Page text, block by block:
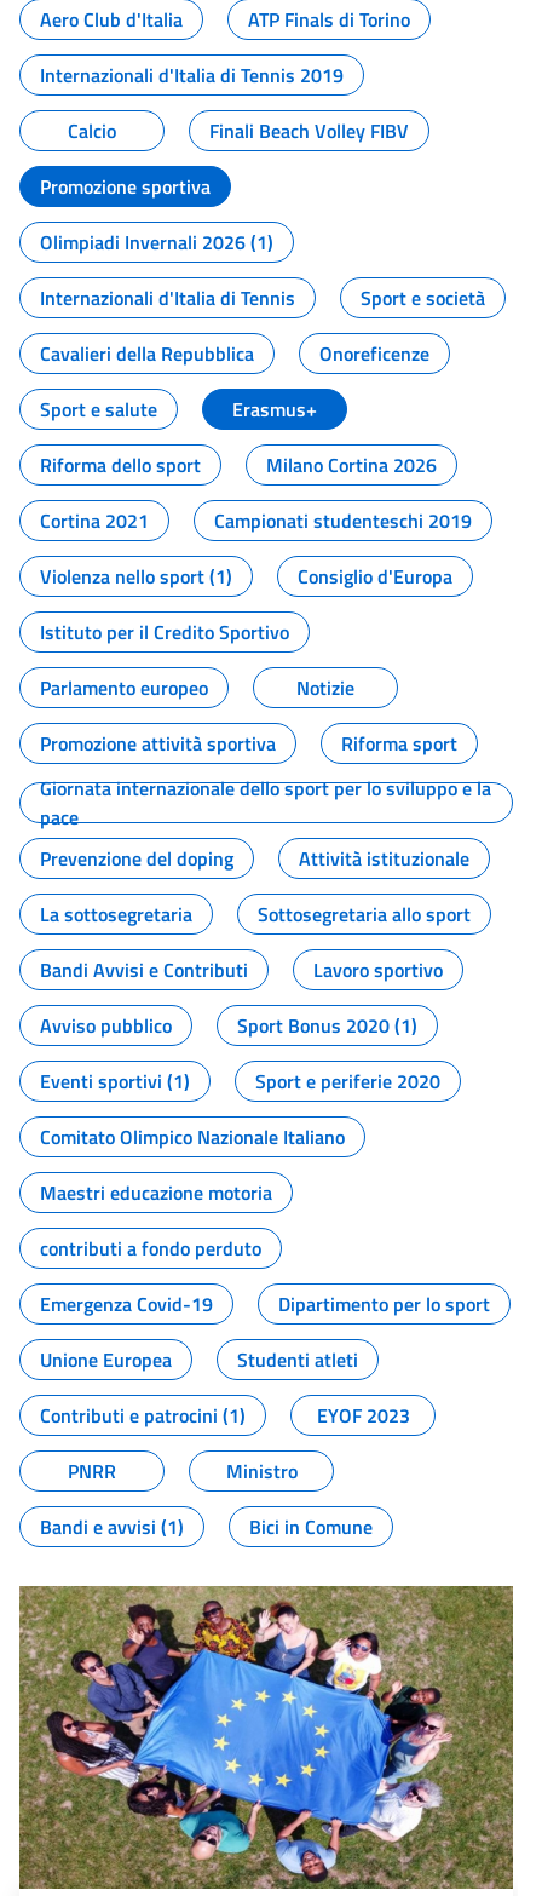
Aero Club d'Italia
ATP Finals di Torino
Internazionali d'Italia di Tennis 2019
Calcio
Finali Beach Volley FIBV
Promozione sportiva
Olimpiadi Invernali 2026 (1)
Internazionali d'Italia di Tennis
Sport e società
Cavalieri della Repubblica
Onoreficenze
Sport e salute
Erasmus+
Riforma dello sport
Milano Cortina 2026
Cortina 2021
Campionati studenteschi 2019
Violenza nello sport (1)
Consiglio d'Europa
Istituto per il Credito Sportivo
Parlamento europeo
Notizie
Promozione attività sportiva
Riforma sport
Giornata internazionale dello sport per lo sviluppo e la
pace
Prevenzione del doping
Attività istituzionale
La sottosegretaria
Sottosegretaria allo sport
Bandi Avvisi e Contributi
Lavoro sportivo
Avviso pubblico
Sport Bonus 2020 (1)
Eventi sportivi (1)
Sport e periferie 2020
Comitato Olimpico Nazionale Italiano
Maestri educazione motoria
contributi a fondo perduto
Emergenza Covid-19
Dipartimento per lo sport
Unione Europea
Studenti atleti
Contributi e patrocini (1)
EYOF 2023
PNRR
Ministro
Bandi e avvisi (1)
Bici in Comune